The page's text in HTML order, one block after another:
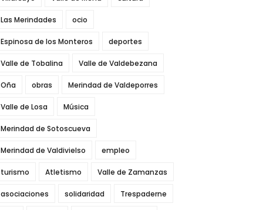
Las Merindades ocio
Espinosa de los Monteros deportes
Valle de Tobalina Valle de Valdebezana
Oña obras Merindad de Valdeporres
Valle de Losa Música
Merindad de Sotoscueva
Merindad de Valdivielso empleo
turismo Atletismo Valle de Zamanzas
asociaciones solidaridad Trespaderne